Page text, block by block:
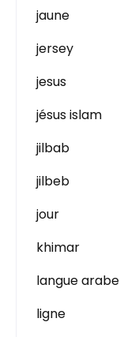
jaune
jersey
jesus
jésus islam
jilbab
jilbeb
jour
khimar
langue arabe
ligne